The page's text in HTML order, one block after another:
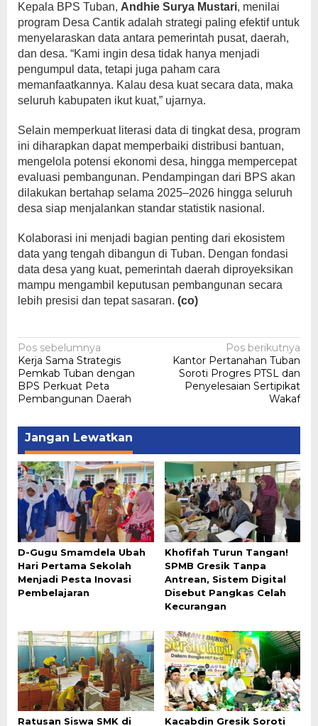
Kepala BPS Tuban, Andhie Surya Mustari, menilai
program Desa Cantik adalah strategi paling efektif untuk
menyelaraskan data antara pemerintah pusat, daerah,
dan desa. “Kami ingin desa tidak hanya menjadi
pengumpul data, tetapi juga paham cara
memanfaatkannya. Kalau desa kuat secara data, maka
seluruh kabupaten ikut kuat,” ujarnya.
Selain memperkuat literasi data di tingkat desa, program
ini diharapkan dapat memperbaiki distribusi bantuan,
mengelola potensi ekonomi desa, hingga mempercepat
evaluasi pembangunan. Pendampingan dari BPS akan
dilakukan bertahap selama 2025–2026 hingga seluruh
desa siap menjalankan standar statistik nasional.
Kolaborasi ini menjadi bagian penting dari ekosistem
data yang tengah dibangun di Tuban. Dengan fondasi
data desa yang kuat, pemerintah daerah diproyeksikan
mampu mengambil keputusan pembangunan secara
lebih presisi dan tepat sasaran. (co)
Navigasi
pos
Pos sebelumnya
Kerja Sama Strategis
Pemkab Tuban dengan
BPS Perkuat Peta
Pembangunan Daerah
Pos berikutnya
Kantor Pertanahan Tuban
Soroti Progres PTSL dan
Penyelesaian Sertipikat
Wakaf
Jangan Lewatkan
D-Gugu Smamdela Ubah
Hari Pertama Sekolah
Menjadi Pesta Inovasi
Pembelajaran
Khofifah Turun Tangan!
SPMB Gresik Tanpa
Antrean, Sistem Digital
Disebut Pangkas Celah
Kecurangan
Ratusan Siswa SMK di Kacabdin Gresik Soroti